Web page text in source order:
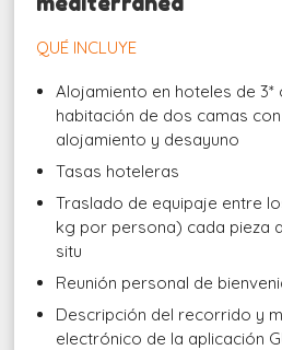
QUÉ INCLUYE
Alojamiento en hoteles de 3*
habitación de dos camas
alojamiento y desayuno
Tasas hoteleras
Traslado de equipaje entre
kg por persona) cada pieza
situ
Reunión personal de
Descripción del recorrido y
electrónico de la aplicación